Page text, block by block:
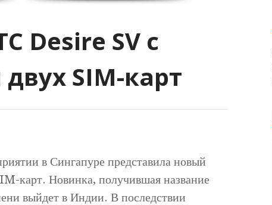
Desire SV с
SIM-карт
в Сингапуре представила новый
карт. Новинка, получившая название
выйдет в Индии. В последствии